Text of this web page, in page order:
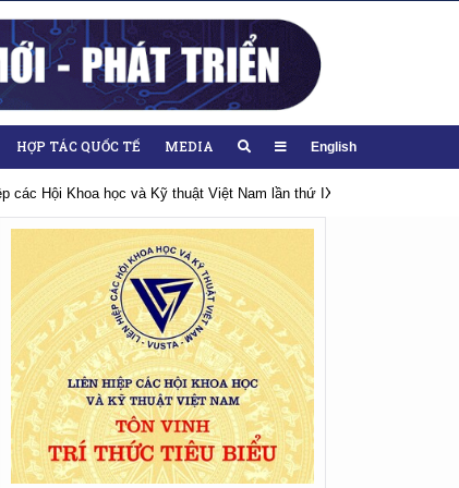
HỢP TÁC QUỐC TẾ MEDIA English
học và Kỹ thuật Việt Nam lần thứ IX, nhiệm kỳ 2026-2031